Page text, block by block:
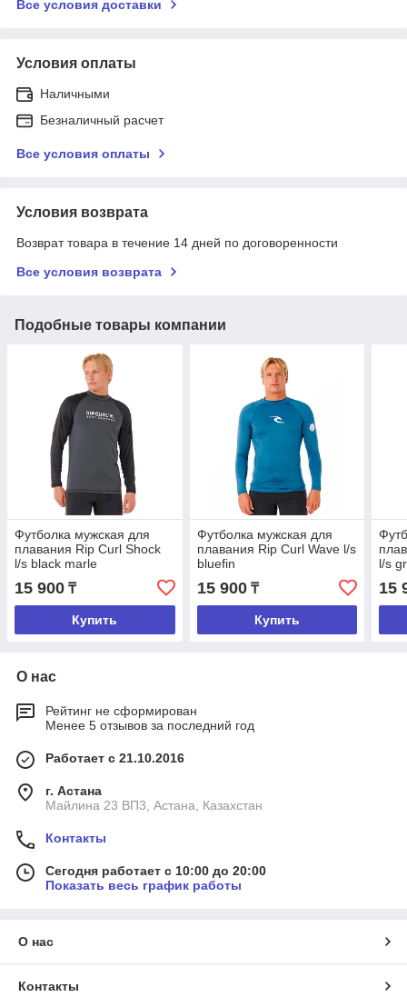
Все условия доставки
Условия оплаты
Наличными
Безналичный расчет
Все условия оплаты
Условия возврата
Возврат товара в течение 14 дней по договоренности
Все условия возврата
Подобные товары компании
Футболка мужская для
плавания Rip Curl Shock
l/s black marle
15 900 ₸
Купить
Футболка мужская для
плавания Rip Curl Wave l/s
bluefin
15 900₸
Купить
l/s
15
О нас
Рейтинг не сформирован
Менее 5 отзывов за последний год
Работает с 21.10.2016
г. Астана
Майлина 23 ВП3, Астана, Казахстан
Контакты
Сегодня работает с 10:00 до 20:00
Показать весь график работы
О нас
Контакты